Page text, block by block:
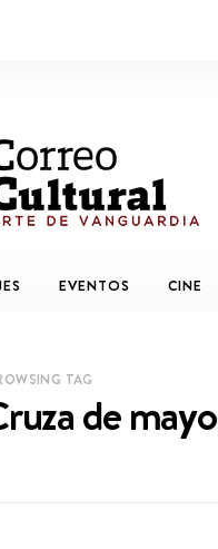
EVENTOS CINE
TAG
de mayo